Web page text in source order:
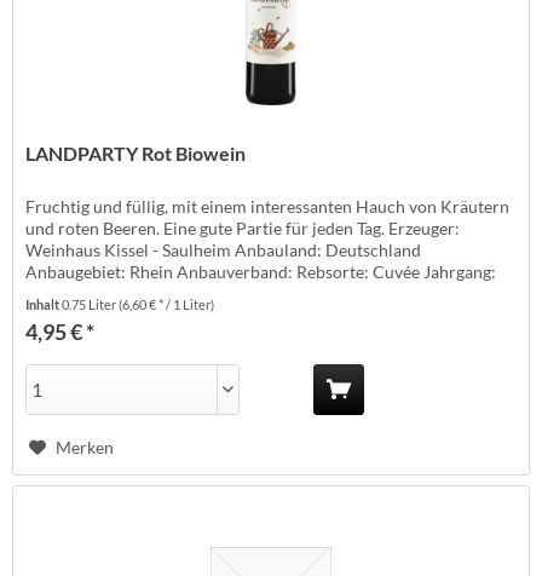
LANDPARTY Rot Biowein
Fruchtig und füllig, mit einem interessanten Hauch von Kräutern
und roten Beeren. Eine gute Partie für jeden Tag. Erzeuger:
Weinhaus Kissel - Saulheim Anbauland: Deutschland
Anbaugebiet: Rhein Anbauverband: Rebsorte: Cuvée Jahrgang:
Weinstil: mild Geschmack: halbtrocken Passt zu: Vesper, Salami,
Bruschetta Vegan: JA...
Inhalt0.75 Liter(6,60 € * / 1 Liter)
4,95 € *
Merken